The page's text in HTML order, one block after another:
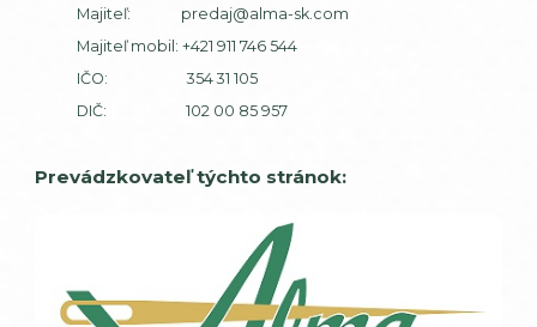
Majiteľ: predaj@alma-sk.com
Majiteľ mobil: +421 911 746 544
IČO: 354 31 105
DIČ: 102 00 85 957
Prevádzkovateľ týchto stránok: